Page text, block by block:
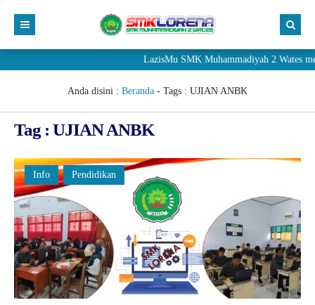
LazisMu SMK Muhammadiyah 2 Wates
Anda disini : Beranda - Tags : UJIAN ANBK
Tag : UJIAN ANBK
Info Pendidikan